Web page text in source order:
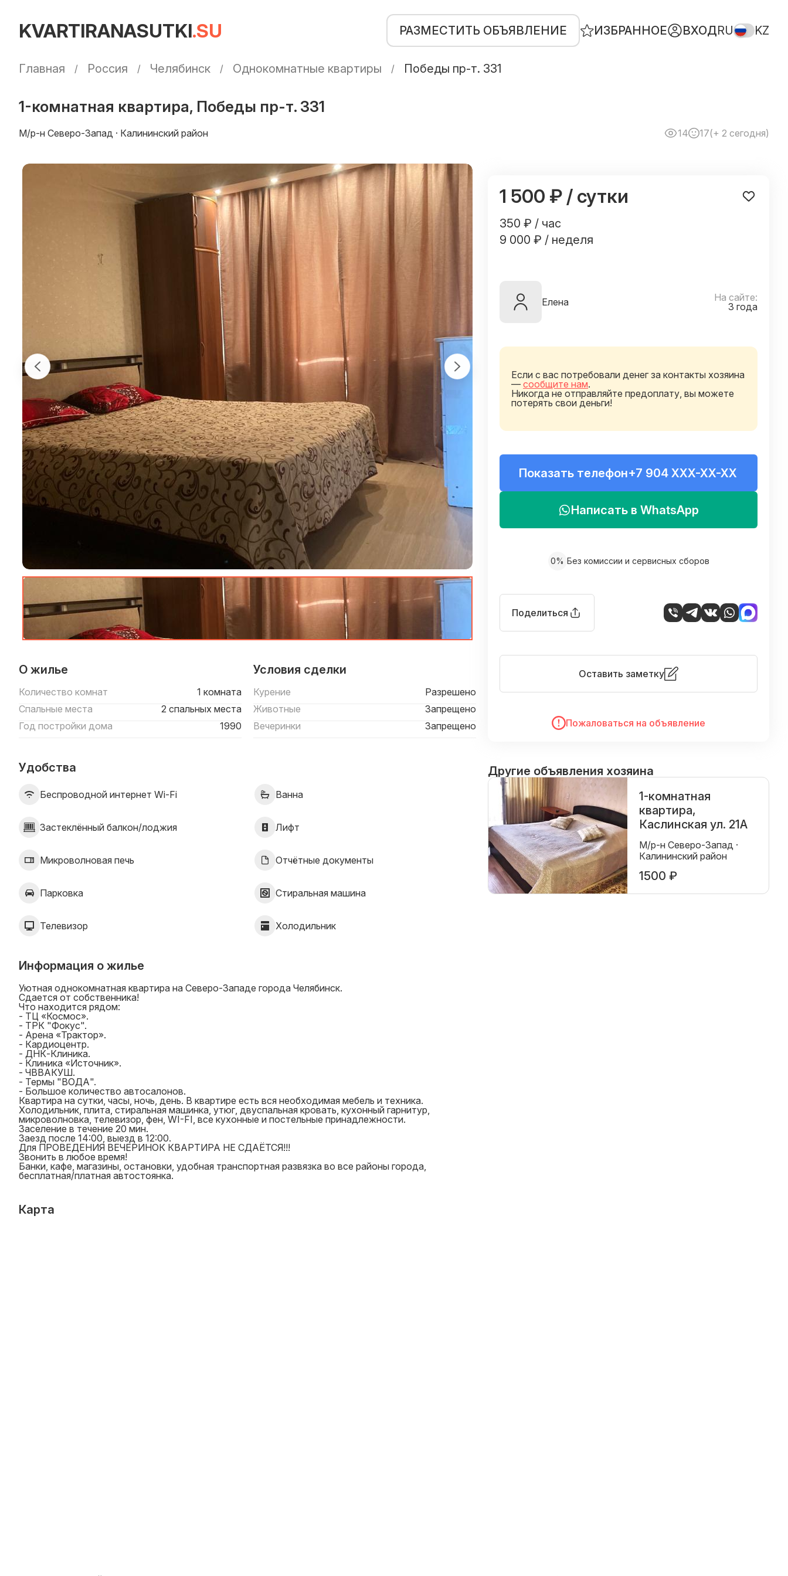
KVARTIRANASUTKI.SU РАЗМЕСТИТЬ ОБЪЯВЛЕНИЕ ИЗБРАННОЕ ВХОДRU KZ
Главная Россия Челябинск Однокомнатные квартиры Победы пр-т. 331
1-комнатная квартира, Победы пр-т. 331
М/р-н Северо-Запад · Калининский район 14 17(+ 2 сегодня)
О жилье
Количество комнат
1 комната
Спальные места
2 спальных места
Год постройки дома
1990
Условия сделки
Курение
Разрешено
Животные
Запрещено
Вечеринки
Запрещено
Удобства
Беспроводной интернет Wi-Fi Ванна
Застеклённый балкон/лоджия Лифт
Микроволновая печь Отчётные документы
Парковка Стиральная машина
Телевизор Холодильник
Информация о жилье
Уютная oднокомнaтнaя кваpтира на Сeвеpо-Западe гopoда Челябинcк.
Cдаeтcя от coбственника!
Что находится рядом:
- ТЦ «Космос».
- ТРК "Фокус".
- Арена «Трактор».
- Кардиоцентр.
- ДНК-Клиника.
- Клиника «Источник».
- ЧВВАКУШ.
- Термы "ВОДА".
- Большое количество автосалонов.
Квартира на сутки, часы, ночь, день. В квартире есть вся необходимая мебель и техника.
Холодильник, плита, стиральная машинка, утюг, двуспальная кровать, кухонный гарнитур,
микроволновка, телевизор, фен, WI-FI, все кухонные и постельные принадлежности.
Заселение в течение 20 мин.
Заезд после 14:00, выезд в 12:00.
Для ПРОВЕДЕНИЯ ВЕЧЕРИНОК КВАРТИРА НЕ СДАЁТСЯ!!!
Звонить в любое время!
Банки, кафе, магазины, остановки, удобная транспортная развязка во все районы города,
бесплатная/платная автостоянка.
Карта
1 500 ₽ / сутки
350 ₽ / час
9 000 ₽ / неделя
Елена
На сайте:
3 года
Если с вас потребовали денег за контакты хозяина
— сообщите нам.
Никогда не отправляйте предоплату, вы можете
потерять свои деньги!
Показать телефон+7 904 XXX-XX-XX
Написать в WhatsApp
0% Без комиссии и сервисных сборов
Поделиться
Оставить заметку
Пожаловаться на объявление
Другие объявления хозяина
1-комнатная
квартира,
Каслинская ул. 21А
М/р-н Северо-Запад ·
Калининский район
1500 ₽